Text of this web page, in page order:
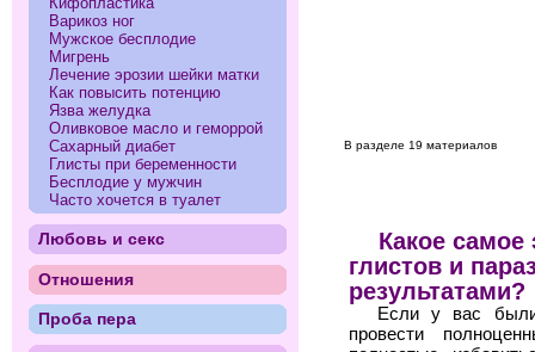
В разделе 19 материалов
Какое
глистов и
результатами?
Если у вас были
провести
Варикоз ног
Мужское бесплодие
Мигрень
Лечение эрозии шейки матки
Как повысить потенцию
Язва желудка
Оливковое масло и геморрой
Сахарный диабет
Глисты при беременности
Бесплодие у мужчин
Часто хочется в туалет
Любовь и секс
Отношения
Проба пера